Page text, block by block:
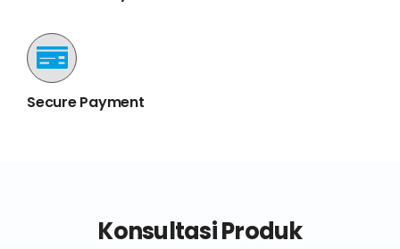
Secure Payment
Konsultasi Produk